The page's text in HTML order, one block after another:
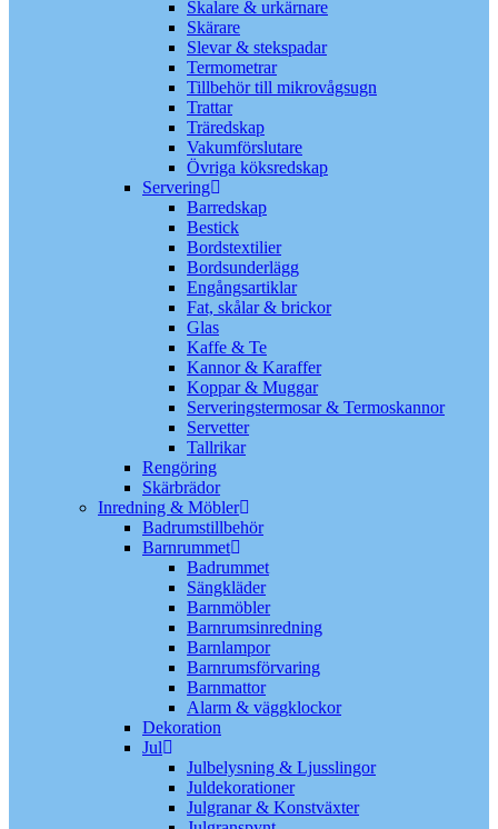
Skalare & urkärnare
Skärare
Slevar & stekspadar
Termometrar
Tillbehör till mikrovågsugn
Trattar
Träredskap
Vakumförslutare
Övriga köksredskap
Servering
Barredskap
Bestick
Bordstextilier
Bordsunderlägg
Engångsartiklar
Fat, skålar & brickor
Glas
Kaffe & Te
Kannor & Karaffer
Koppar & Muggar
Serveringstermosar & Termoskannor
Servetter
Tallrikar
Rengöring
Skärbrädor
Inredning & Möbler
Badrumstillbehör
Barnrummet
Badrummet
Sängkläder
Barnmöbler
Barnrumsinredning
Barnlampor
Barnrumsförvaring
Barnmattor
Alarm & väggklockor
Dekoration
Jul
Julbelysning & Ljusslingor
Juldekorationer
Julgranar & Konstväxter